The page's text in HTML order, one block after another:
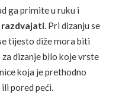
ga primite u ruku i
razdvajati. Pri dizanju se
tijesto diže mora biti
dizanje bilo koje vrste
koja je prethodno
pored peći.